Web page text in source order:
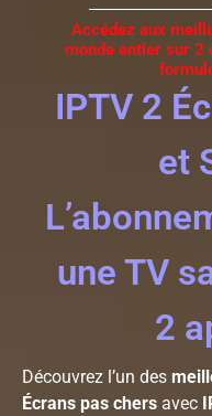
Accédez aux
monde entier sur 2
IPTV 2
et
une TV
2
Découvrez l’un des
Écrans pas chers avec